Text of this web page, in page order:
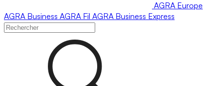
AGRA Europe
AGRA Business AGRA Fil AGRA Business Express